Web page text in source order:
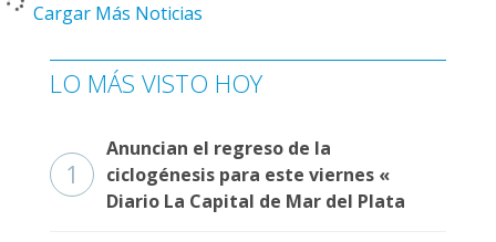
Cargar Más Noticias
LO MÁS VISTO HOY
1
Anuncian el regreso de la
ciclogénesis para este viernes «
Diario La Capital de Mar del Plata